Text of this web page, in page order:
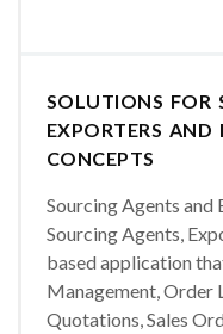
SOLUTIONS FOR
EXPORTERS AND
CONCEPTS
Sourcing Agents
Sourcing Agents,
based application
Management, Order
Quotations, Sales